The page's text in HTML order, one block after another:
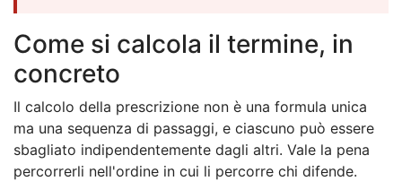
Come si calcola il termine, in
concreto
Il calcolo della prescrizione non è una formula unica
ma una sequenza di passaggi, e ciascuno può essere
sbagliato indipendentemente dagli altri. Vale la pena
percorrerli nell'ordine in cui li percorre chi difende.